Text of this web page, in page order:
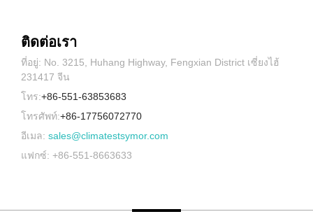
ติดต่อเรา
ที่อยู่: No. 3215, Huhang Highway, Fengxian District เซี่ยงไฮ้
231417 จีน
โทร:+86-551-63853683
โทรศัพท์:+86-17756072770
อีเมล: sales@climatestsymor.com
แฟกซ์: +86-551-8663633